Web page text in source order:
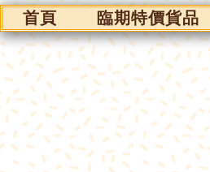
首頁 臨期特價貨品